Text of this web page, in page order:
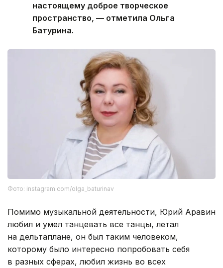
настоящему доброе творческое
пространство, — отметила Ольга
Батурина.
Фото: instagram.com/olga_baturinav
Помимо музыкальной деятельности, Юрий Аравин
любил и умел танцевать все танцы, летал
на дельтаплане, он был таким человеком,
которому было интересно попробовать себя
в разных сферах, любил жизнь во всех